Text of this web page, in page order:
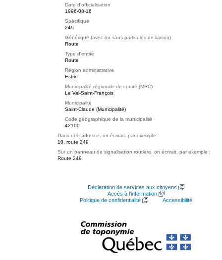
Date d'officialisation
1996-08-16
Spécifique
249
Générique (avec ou sans particules de liaison)
Route
Type d'entité
Route
Région administrative
Estrie
Municipalité régionale de comté (MRC)
Le Val-Saint-François
Municipalité
Saint-Claude (Municipalité)
Code géographique de la municipalité
42100
Dans une adresse, on écrirait, par exemple :
10, route 249
Sur un panneau de signalisation routière, on écrirait, par exemple :
Route 249
Déclaration de services aux citoyens
Accès à l’information
Politique de confidentialité
Accessibilité